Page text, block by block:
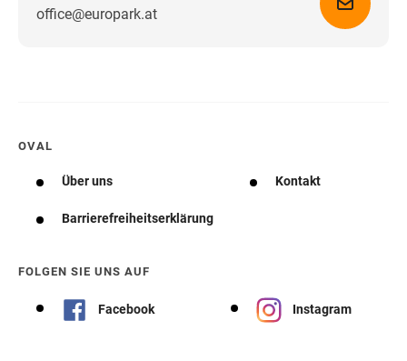
office@europark.atWegbeschreibung erhalten
OVAL
Über uns Kontakt
Barrierefreiheitserklärung
FOLGEN SIE UNS AUF
Facebook Instagram